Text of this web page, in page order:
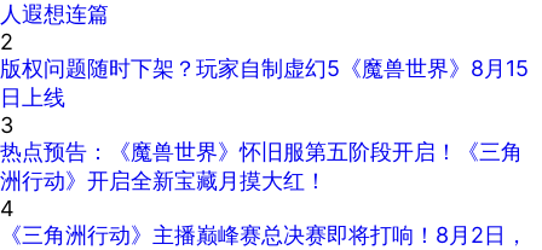
人遐想连篇
2
版权问题随时下架？玩家自制虚幻5《魔兽世界》8月15
日上线
3
热点预告：《魔兽世界》怀旧服第五阶段开启！《三角
洲行动》开启全新宝藏月摸大红！
4
《三角洲行动》主播巅峰赛总决赛即将打响！8月2日，